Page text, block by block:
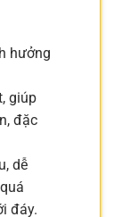
hưởng
giúp
đặc
dễ
đáy.